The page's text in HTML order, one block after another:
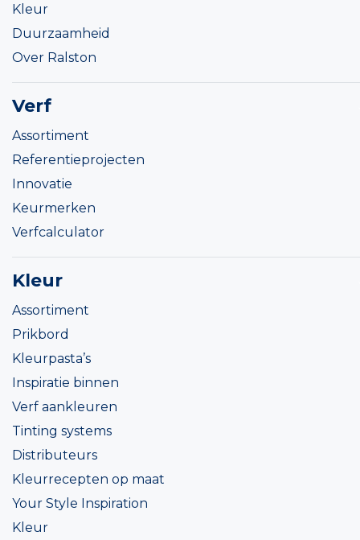
Kleur
Duurzaamheid
Over Ralston
Verf
Assortiment
Referentieprojecten
Innovatie
Keurmerken
Verfcalculator
Kleur
Assortiment
Prikbord
Kleurpasta’s
Inspiratie binnen
Verf aankleuren
Tinting systems
Distributeurs
Kleurrecepten op maat
Your Style Inspiration
Kleur